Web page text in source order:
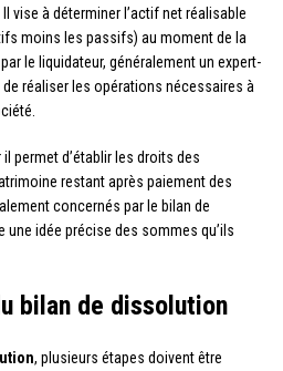
vise à déterminer l’actif net réalisable
moins les passifs) au moment de la
le liquidateur, généralement un expert-
réaliser les opérations nécessaires à
permet d’établir les droits des
restant après paiement des
concernés par le bilan de
une idée précise des sommes qu’ils
bilan de dissolution
, plusieurs étapes doivent être